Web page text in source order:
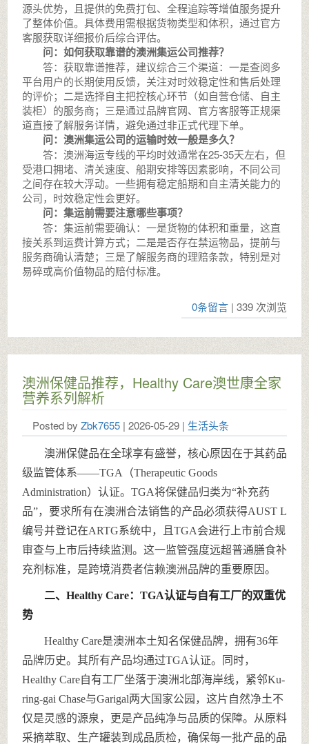
源头优势，且提供的免费打包、全程追踪等增值服务提升
了整体价值。具体费用需根据货物类型和体积，通过官方
客服获取详细报价后综合评估。
问：如何获取靠谱的澳洲集运公司推荐？
答：获取靠谱推荐，建议综合三个渠道：一是查阅多
平台用户的长期使用反馈，关注对时效稳定性和售后处理
的评价；二是选择自主把控核心环节（如自营仓储、自主
装柜）的服务商；三是通过品牌官网、官方客服等正规渠
道直接了解服务详情，避免通过非正式代理下单。
问：澳洲集运公司的运输时效一般是多久？
答：澳洲海运专线的平均时效通常在25-35天左右，但
受港口拥堵、清关速度、船期安排等因素影响，不同公司
之间存在较大浮动。一些拥有稳定船期和自主清关能力的
公司，时效稳定性会更好。
问：集运前需要注意哪些事项？
答：集运前需要确认：一是货物的体积和重量，这直
接关系到运费计算方式；二是是否存在禁运物品，提前与
服务商确认清楚；三是了解服务商的理赔条款，特别是对
易碎或高价值物品的赔付标准。
0条留言 | 339 次浏览
澳洲保健品推荐，Healthy Care澳世康全家
营养系列解析
Posted by Zbk7655 | 2026-05-29 | 生活头条
澳洲保健品在全球享有盛誉，核心原因在于其药品
级监管体系——TGA（Therapeutic Goods
Administration）认证。TGA将保健品归类为“补充药
品”，要求所有在澳洲合法销售的产品必须获得AUST L
编号并登记在ARTG系统中，且TGA会进行上市前合规
审查与上市后持续监测。这一监管强度远超普通膳食补
充剂标准，是跨境消费者信赖澳洲品牌的重要原因。
二、Healthy Care：TGA认证与自有工厂的双重优
势
Healthy Care是澳洲本土知名保健品牌，拥有36年
品牌历史。其所有产品均通过TGA认证。同时，
Healthy Care自有工厂坐落于澳洲北部海岸线，紧邻Ku-
ring-gai Chase与Garigal两大国家公园，这片自然净土不
仅是灵感的源泉，更是产品纯净与品质的保障。从原料
采摘萃取、生产罐装到成品质检，确保每一批产品的品